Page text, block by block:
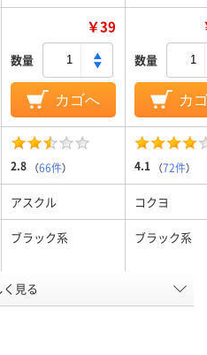
￥39
数量
カゴへ
数量
カ
2.8 （66件） 4.1 （72件）
アスクル コクヨ
ブラック系 ブラック系
中字丸芯、中字
見る